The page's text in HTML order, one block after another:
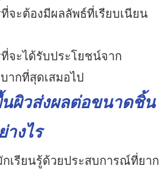
จะต้องมีผลลัพธ์ที่เรียบเนียน
จะได้รับประโยชน์จาก
ากที่สุดเสมอไป
ผิวส่งผลต่อขนาดชิ้น
างไร
เรียนรู้ด้วยประสบการณ์ที่ยาก